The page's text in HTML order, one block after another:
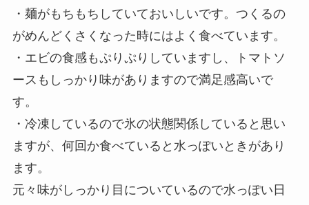
・麺がもちもちしていておいしいです。つくるの
がめんどくさくなった時にはよく食べています。
・エビの食感もぷりぷりしていますし、トマトソ
ースもしっかり味がありますので満足感高いで
す。
・冷凍しているので氷の状態関係していると思い
ますが、何回か食べていると水っぽいときがあり
ます。
元々味がしっかり目についているので水っぽい日